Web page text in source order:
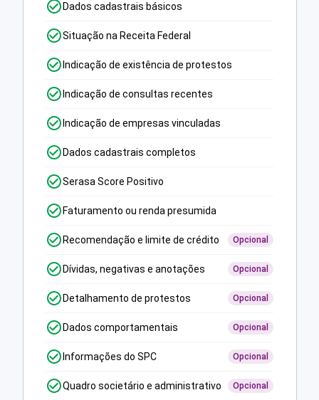
Dados cadastrais básicos
Situação na Receita Federal
Indicação de existência de protestos
Indicação de consultas recentes
Indicação de empresas vinculadas
Dados cadastrais completos
Serasa Score Positivo
Faturamento ou renda presumida
Recomendação e limite de crédito Opcional
Dívidas, negativas e anotações Opcional
Detalhamento de protestos Opcional
Dados comportamentais Opcional
Informações do SPC Opcional
Quadro societário e administrativo Opcional